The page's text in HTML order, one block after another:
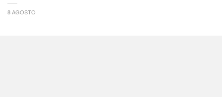
8 AGOSTO